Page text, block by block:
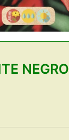
NEGRO